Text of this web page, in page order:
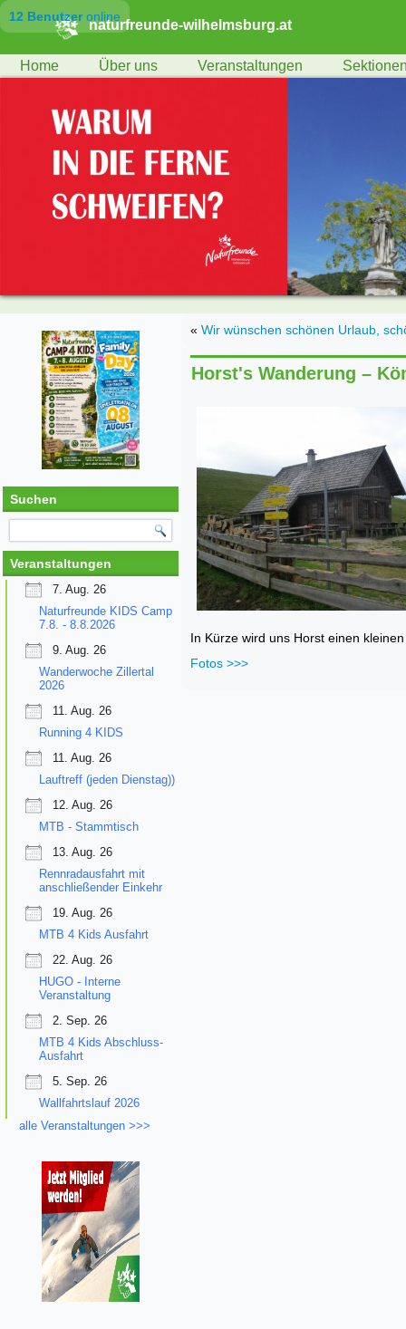
12 Benutzeronline
naturfreunde-wilhelmsburg.at
Home Über uns Veranstaltungen
Suchen
Veranstaltungen
7. Aug. 26
Naturfreunde KIDS Camp
7.8. - 8.8.2026
9. Aug. 26
Wanderwoche Zillertal
2026
11. Aug. 26
Running 4 KIDS
11. Aug. 26
Lauftreff (jeden Dienstag))
12. Aug. 26
MTB - Stammtisch
13. Aug. 26
Rennradausfahrt mit
anschließender Einkehr
19. Aug. 26
MTB 4 Kids Ausfahrt
22. Aug. 26
HUGO - Interne
Veranstaltung
2. Sep. 26
MTB 4 Kids Abschluss-
Ausfahrt
5. Sep. 26
Wallfahrtslauf 2026
alle Veranstaltungen >>>
« Wir wünschen schönen Urlaub,
Horst's Wanderung –
In Kürze wird uns Horst einen
Fotos >>>